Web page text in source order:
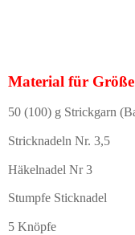
Material für Größe
50 (100) g Strickgarn
Stricknadeln Nr. 3,5
Häkelnadel Nr 3
Stumpfe Sticknadel
5 Knöpfe